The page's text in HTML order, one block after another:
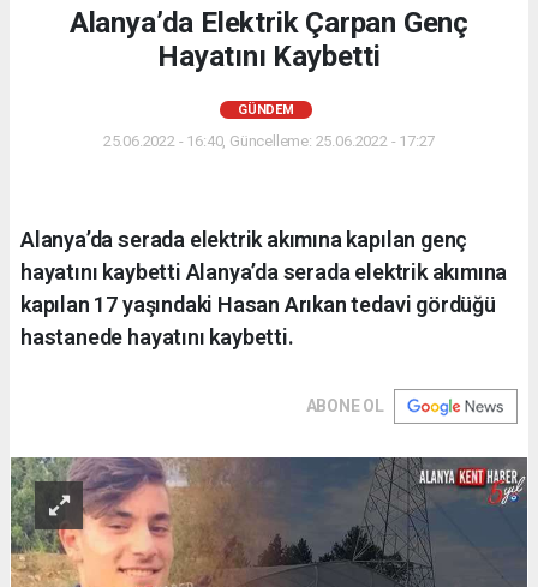
Alanya’da Elektrik Çarpan Genç
Hayatını Kaybetti
GÜNDEM
25.06.2022 - 16:40, Güncelleme: 25.06.2022 - 17:27
Alanya’da serada elektrik akımına kapılan genç
hayatını kaybetti Alanya’da serada elektrik akımına
kapılan 17 yaşındaki Hasan Arıkan tedavi gördüğü
hastanede hayatını kaybetti.
ABONE OL